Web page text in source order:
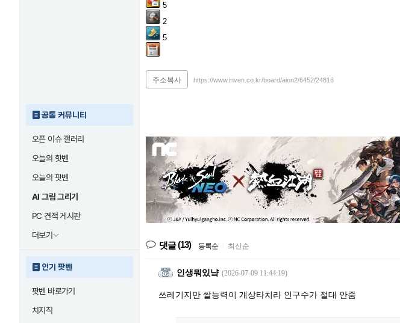
공통 커뮤니티
오픈 이슈 갤러리
오늘의 핫벤
오늘의 팟벤
AI 그림 그리기
PC 견적 게시판
더보기
인기 팟벤
팟벤 바로가기
치지직
5
2
5
주소복사 https://www.inven.co.kr/board/aion2/6452/24816
댓글(13) 등록순 최신순
인생뭐있냨 (2026-07-09 11:44:19)
쓰레기지만 쌀능력이 개상타치라 인구수가 절대 안줌